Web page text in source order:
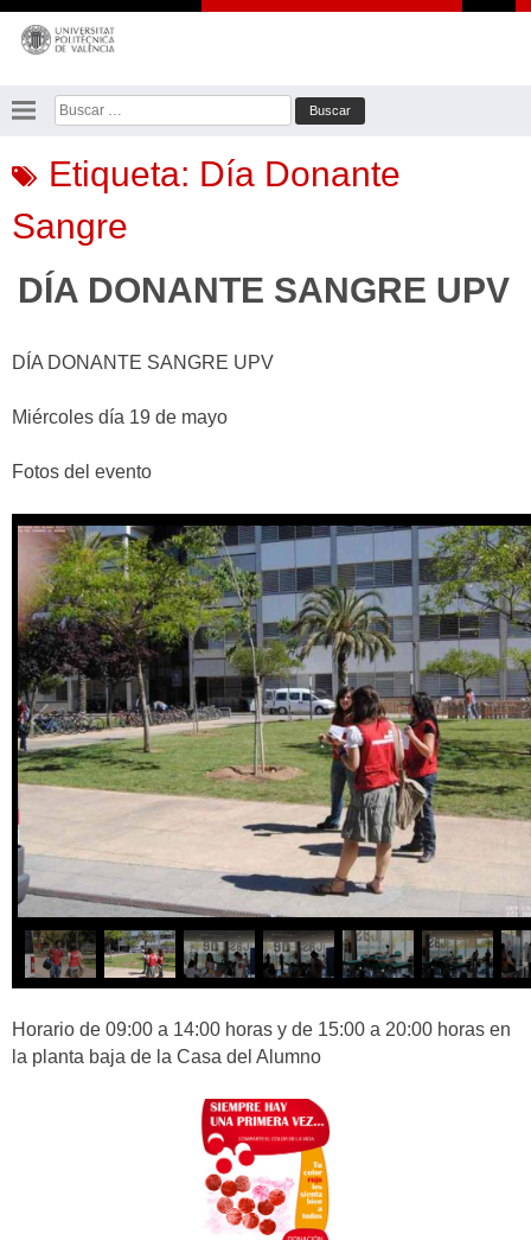
Saltar
contenido
Buscar:
Etiqueta: Día Donante
Sangre
DÍA DONANTE SANGRE UPV
DÍA DONANTE SANGRE UPV
Miércoles día 19 de mayo
Fotos del evento
Horario de 09:00 a 14:00 horas y de 15:00 a 20:00 horas en
la planta baja de la Casa del Alumno